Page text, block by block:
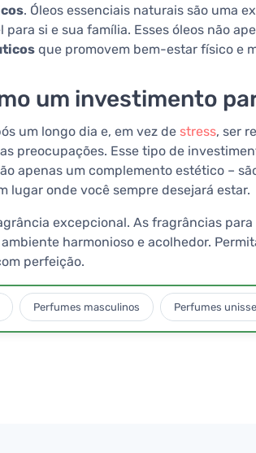
. Óleos essenciais naturais são uma
si e sua família. Esses óleos não
que promovem bem-estar físico e
um investimento
um longo dia e, em vez de stress, ser
preocupações. Esse tipo de
apenas um complemento estético –
lugar onde você sempre desejará estar.
excepcional. As fragrâncias
harmonioso e acolhedor.
perfeição.
Perfumes masculinos Perfumes